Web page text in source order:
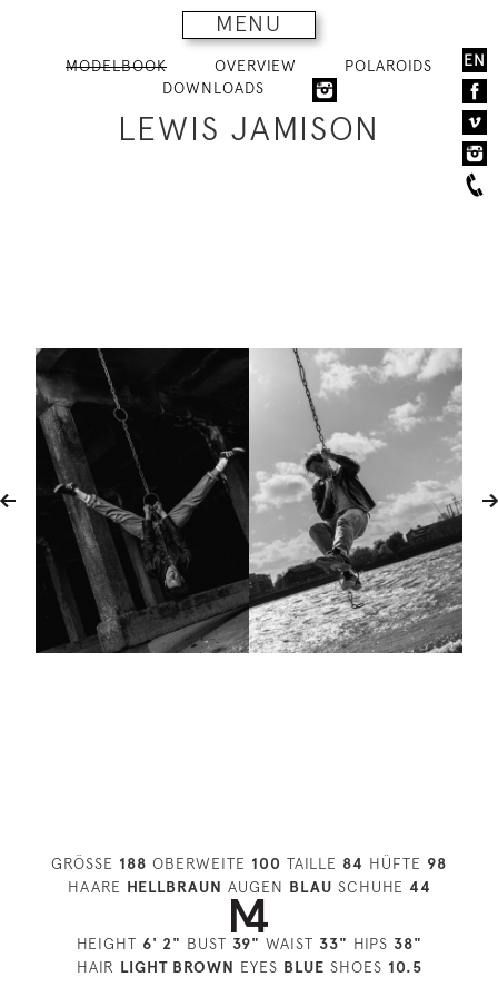
MENU
EN
MODELBOOK OVERVIEW
POLAROIDS
DOWNLOADS
LEWIS JAMISON
GRÖSSE 188 OBERWEITE 100 TAILLE 84 HÜFTE 98
HAARE HELLBRAUN AUGEN BLAU SCHUHE 44
HEIGHT 6' 2" BUST 39" WAIST 33" HIPS 38"
HAIR LIGHT BROWN EYES BLUE SHOES 10.5